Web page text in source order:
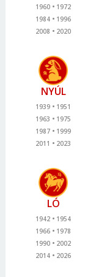
1960
1972
1984
1996
2008
2020
NYÚL
1939
1951
1963
1975
1987
1999
2011
2023
LÓ
1942
1954
1966
1978
1990
2002
2014
2026